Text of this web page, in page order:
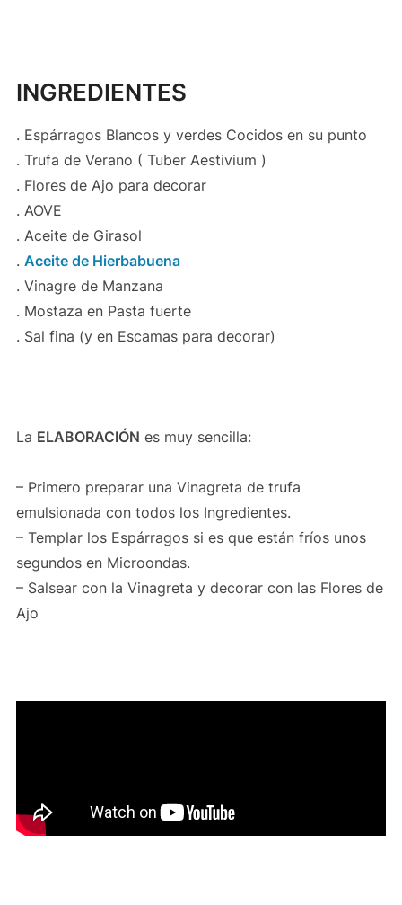
INGREDIENTES
. Espárragos Blancos y verdes Cocidos en su punto
. Trufa de Verano ( Tuber Aestivium )
. Flores de Ajo para decorar
. AOVE
. Aceite de Girasol
. Aceite de Hierbabuena
. Vinagre de Manzana
. Mostaza en Pasta fuerte
. Sal fina (y en Escamas para decorar)
La ELABORACIÓN es muy sencilla:
– Primero preparar una Vinagreta de trufa
emulsionada con todos los Ingredientes.
– Templar los Espárragos si es que están fríos unos
segundos en Microondas.
– Salsear con la Vinagreta y decorar con las Flores de
Ajo